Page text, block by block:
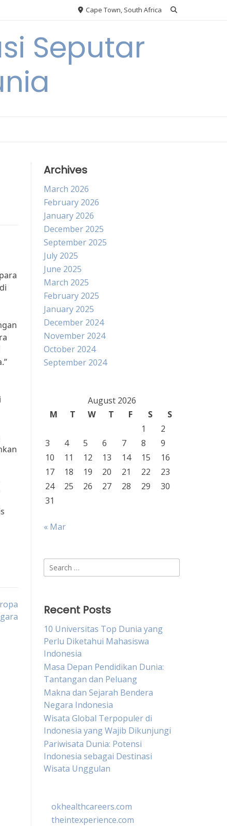
Cape Town, South Africa
Seputar
Archives
March 2026
February 2026
January 2026
December 2025
September 2025
July 2025
June 2025
March 2025
February 2025
January 2025
December 2024
November 2024
October 2024
September 2024
August 2026
M
T W T F S
S
1
2
3
4 5 6 7 8
9
10
11 12 13 14 15
16
17
18 19 20 21 22
23
24
25 26 27 28 29
30
31
« Mar
Search
for:
Recent Posts
10 Universitas Top Dunia yang
Perlu Diketahui Mahasiswa
Indonesia
Masa Depan Pendidikan Dunia:
Tantangan dan Peluang
Makna dan Sejarah Bendera
Negara Indonesia
Wisata Global Terpopuler di
Indonesia yang Wajib Dikunjungi
Pariwisata Dunia: Potensi
Indonesia sebagai Destinasi
Wisata Unggulan
okhealthcareers.com
theintexperience.com